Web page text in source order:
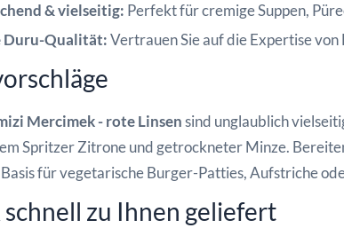
& vielseitig: Perfekt für cremige Suppen,
Duru-Qualität:Vertrauen Sie auf die Expertise
Mercimek - rote Linsensind unglaublich
Spritzer Zitrone und getrockneter Minze.
für vegetarische Burger-Patties, Aufstriche
schnell zu Ihnen geliefert